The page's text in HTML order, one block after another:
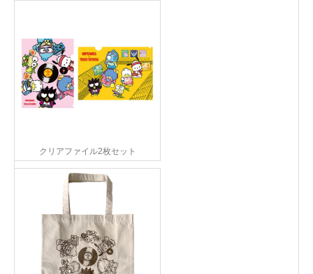
クリアファイル2枚セット